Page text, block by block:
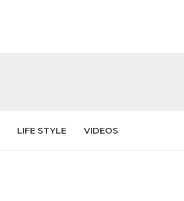
LIFE STYLE VIDEOS